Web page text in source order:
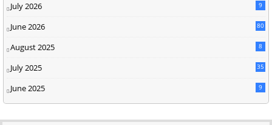
July 2026 9
June 2026 80
August 2025 8
July 2025 35
June 2025 9